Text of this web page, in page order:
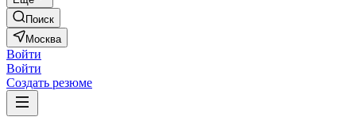
Поиск
Москва
Войти
Войти
Создать резюме